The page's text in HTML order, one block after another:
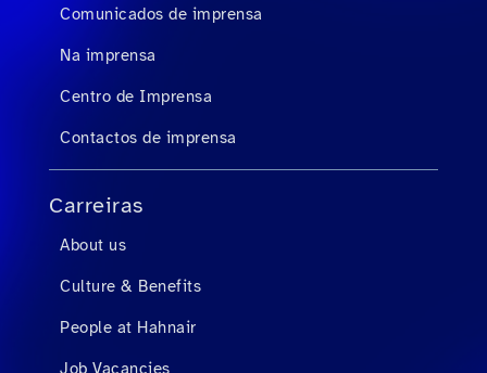
Comunicados de imprensa
Na imprensa
Centro de Imprensa
Contactos de imprensa
Carreiras
About us
Culture & Benefits
People at Hahnair
Job Vacancies